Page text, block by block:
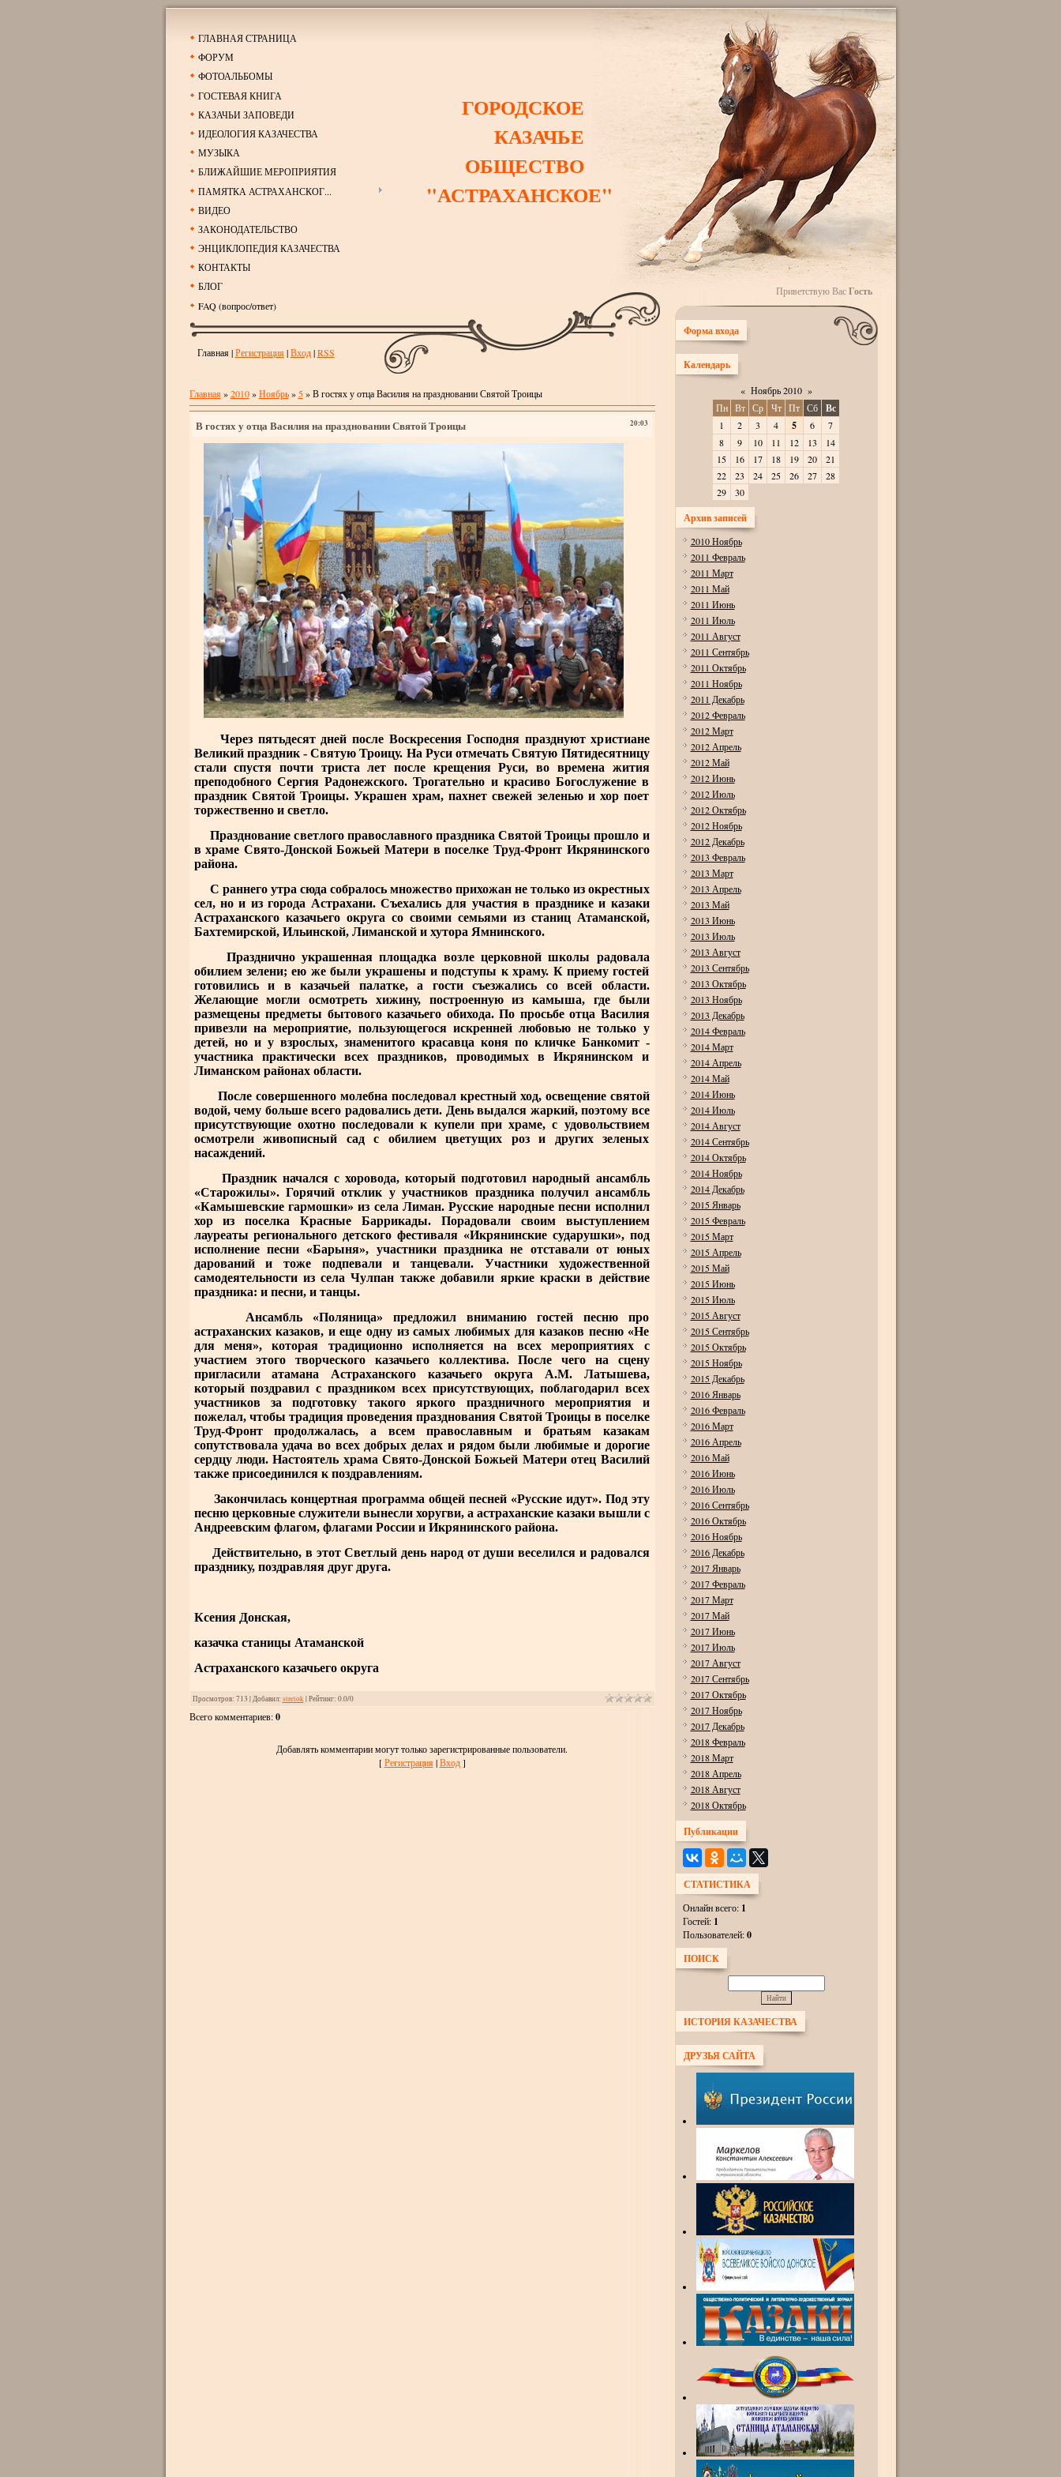
ГЛАВНАЯ СТРАНИЦА
ФОРУМ
ФОТОАЛЬБОМЫ
ГОСТЕВАЯ КНИГА
КАЗАЧЬИ ЗАПОВЕДИ
ИДЕОЛОГИЯ КАЗАЧЕСТВА
МУЗЫКА
БЛИЖАЙШИЕ МЕРОПРИЯТИЯ
ПАМЯТКА АСТРАХАНСКОГ...
ВИДЕО
ЗАКОНОДАТЕЛЬСТВО
ЭНЦИКЛОПЕДИЯ КАЗАЧЕСТВА
КОНТАКТЫ
БЛОГ
FAQ (вопрос/ответ)
ГОРОДСКОЕ
КАЗАЧЬЕ
ОБЩЕСТВО
"АСТРАХАНСКОЕ"
Главная|Регистрация |Вход|RSS
Главная »2010 » Ноябрь » 5» В гостях у отца Василия на праздновании Святой Троицы
20:03
В гостях у отца Василия на праздновании Святой Троицы
Через пятьдесят дней после Воскресения Господня празднуют христиане
Великий праздник - Святую Троицу. На Руси отмечать Святую Пятидесятницу
стали спустя почти триста лет после крещения Руси, во времена жития
преподобного Сергия Радонежского. Трогательно и красиво Богослужение в
праздник Святой Троицы. Украшен храм, пахнет свежей зеленью и хор поет
торжественно и светло.
Празднование светлого православного праздника Святой Троицы прошло и
в храме Свято-Донской Божьей Матери в поселке Труд-Фронт Икрянинского
района.
С раннего утра сюда собралось множество прихожан не только из окрестных
сел, но и из города Астрахани. Съехались для участия в празднике и казаки
Астраханского казачьего округа со своими семьями из станиц Атаманской,
Бахтемирской, Ильинской, Лиманской и хутора Ямнинского.
Празднично украшенная площадка возле церковной школы радовала
обилием зелени; ею же были украшены и подступы к храму. К приему гостей
готовились и в казачьей палатке, а гости съезжались со всей области.
Желающие могли осмотреть хижину, построенную из камыша, где были
размещены предметы бытового казачьего обихода. По просьбе отца Василия
привезли на мероприятие, пользующегося искренней любовью не только у
детей, но и у взрослых, знаменитого красавца коня по кличке Банкомит -
участника практически всех праздников, проводимых в Икрянинском и
Лиманском районах области.
После совершенного молебна последовал крестный ход, освещение святой
водой, чему больше всего радовались дети. День выдался жаркий, поэтому все
присутствующие охотно последовали к купели при храме, с удовольствием
осмотрели живописный сад с обилием цветущих роз и других зеленых
насаждений.
Праздник начался с хоровода, который подготовил народный ансамбль
«Старожилы». Горячий отклик у участников праздника получил ансамбль
«Камышевские гармошки» из села Лиман. Русские народные песни исполнил
хор из поселка Красные Баррикады. Порадовали своим выступлением
лауреаты регионального детского фестиваля «Икрянинские сударушки», под
исполнение песни «Барыня», участники праздника не отставали от юных
дарований и тоже подпевали и танцевали. Участники художественной
самодеятельности из села Чулпан также добавили яркие краски в действие
праздника: и песни, и танцы.
Ансамбль «Поляница» предложил вниманию гостей песню про
астраханских казаков, и еще одну из самых любимых для казаков песню «Не
для меня», которая традиционно исполняется на всех мероприятиях с
участием этого творческого казачьего коллектива. После чего на сцену
пригласили атамана Астраханского казачьего округа А.М. Латышева,
который поздравил с праздником всех присутствующих, поблагодарил всех
участников за подготовку такого яркого праздничного мероприятия и
пожелал, чтобы традиция проведения празднования Святой Троицы в поселке
Труд-Фронт продолжалась, а всем православным и братьям казакам
сопутствовала удача во всех добрых делах и рядом были любимые и дорогие
сердцу люди. Настоятель храма Свято-Донской Божьей Матери отец Василий
также присоединился к поздравлениям.
Закончилась концертная программа общей песней «Русские идут». Под эту
песню церковные служители вынесли хоругви, а астраханские казаки вышли с
Андреевским флагом, флагами России и Икрянинского района.
Действительно, в этот Светлый день народ от души веселился и радовался
празднику, поздравляя друг друга.
Ксения Донская,
казачка станицы Атаманской
Астраханского казачьего округа
Просмотров: 713 |Добавил: strelok|Рейтинг: 0.0/0
Всего комментариев:0
Добавлять комментарии могут только зарегистрированные пользователи.
[Регистрация |Вход]
Приветствую Вас Гость
Форма входа
Календарь
« Ноябрь 2010 »
Пн Вт Ср Чт Пт Сб Вс
1 2 3 4 5 6
7
8
9 10 11 12 13
14
15
16 17 18 19 20
21
22
23 24 25 26 27
28
29
30
Архив записей
2010 Ноябрь
2011 Февраль
2011 Март
2011 Май
2011 Июнь
2011 Июль
2011 Август
2011 Сентябрь
2011 Октябрь
2011 Ноябрь
2011 Декабрь
2012 Февраль
2012 Март
2012 Апрель
2012 Май
2012 Июнь
2012 Июль
2012 Октябрь
2012 Ноябрь
2012 Декабрь
2013 Февраль
2013 Март
2013 Апрель
2013 Май
2013 Июнь
2013 Июль
2013 Август
2013 Сентябрь
2013 Октябрь
2013 Ноябрь
2013 Декабрь
2014 Февраль
2014 Март
2014 Апрель
2014 Май
2014 Июнь
2014 Июль
2014 Август
2014 Сентябрь
2014 Октябрь
2014 Ноябрь
2014 Декабрь
2015 Январь
2015 Февраль
2015 Март
2015 Апрель
2015 Май
2015 Июнь
2015 Июль
2015 Август
2015 Сентябрь
2015 Октябрь
2015 Ноябрь
2015 Декабрь
2016 Январь
2016 Февраль
2016 Март
2016 Апрель
2016 Май
2016 Июнь
2016 Июль
2016 Сентябрь
2016 Октябрь
2016 Ноябрь
2016 Декабрь
2017 Январь
2017 Февраль
2017 Март
2017 Май
2017 Июнь
2017 Июль
2017 Август
2017 Сентябрь
2017 Октябрь
2017 Ноябрь
2017 Декабрь
2018 Февраль
2018 Март
2018 Апрель
2018 Август
2018 Октябрь
Публикации
СТАТИСТИКА
Онлайн всего: 1
Гостей: 1
Пользователей:0
ПОИСК
ИСТОРИЯ КАЗАЧЕСТВА
ДРУЗЬЯ САЙТА